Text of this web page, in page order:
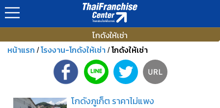
โกดังให้เช่า
หน้าแรก /โรงงาน-โกดังให้เช่า /โกดังให้เช่า
โกดังภูเก็ต ราคาไม่แพง